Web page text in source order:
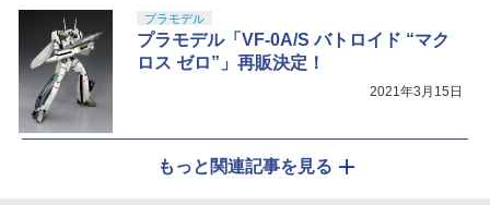
プラモデル
プラモデル「VF-0A/S バトロイド “マク
ロス ゼロ”」再販決定！
2021年3月15日
もっと関連記事を見る